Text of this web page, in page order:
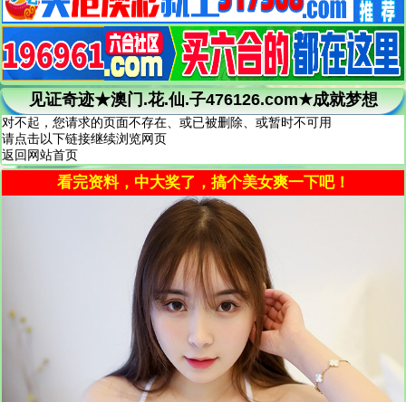
见证奇迹★澳门.花.仙.子476126.com★成就梦想
对不起，您请求的页面不存在、或已被删除、或暂时不可用
请点击以下链接继续浏览网页
返回网站首页
看完资料，中大奖了，搞个美女爽一下吧！